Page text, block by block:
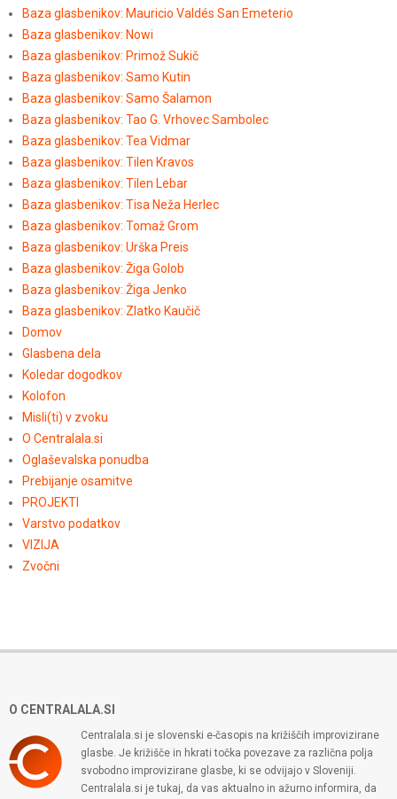
Baza glasbenikov: Mauricio Valdés San Emeterio
Baza glasbenikov: Nowi
Baza glasbenikov: Primož Sukič
Baza glasbenikov: Samo Kutin
Baza glasbenikov: Samo Šalamon
Baza glasbenikov: Tao G. Vrhovec Sambolec
Baza glasbenikov: Tea Vidmar
Baza glasbenikov: Tilen Kravos
Baza glasbenikov: Tilen Lebar
Baza glasbenikov: Tisa Neža Herlec
Baza glasbenikov: Tomaž Grom
Baza glasbenikov: Urška Preis
Baza glasbenikov: Žiga Golob
Baza glasbenikov: Žiga Jenko
Baza glasbenikov: Zlatko Kaučič
Domov
Glasbena dela
Koledar dogodkov
Kolofon
Misli(ti) v zvoku
O Centralala.si
Oglaševalska ponudba
Prebijanje osamitve
PROJEKTI
Varstvo podatkov
VIZIJA
Zvočni
O CENTRALALA.SI
Centralala.si je slovenski e-časopis na križiščih improvizirane
glasbe. Je križišče in hkrati točka povezave za različna polja
svobodno improvizirane glasbe, ki se odvijajo v Sloveniji.
Centralala.si je tukaj, da vas aktualno in ažurno informira, da